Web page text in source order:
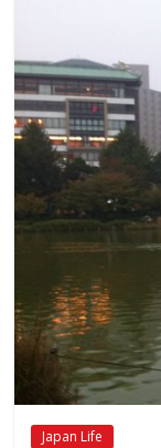
Japan Life